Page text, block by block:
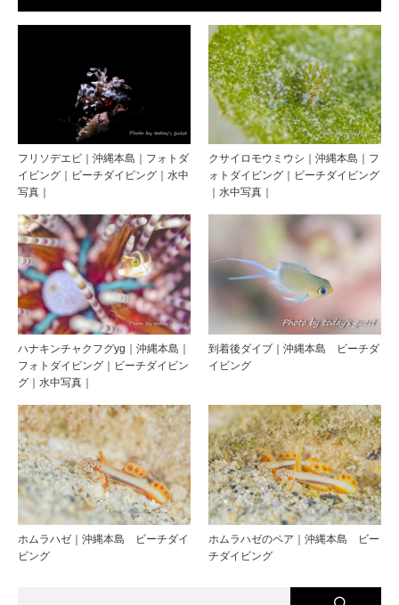
フリソデエビ｜沖縄本島｜フォトダ
イビング｜ビーチダイビング｜水中
写真｜
クサイロモウミウシ｜沖縄本島｜フ
ォトダイビング｜ビーチダイビング
｜水中写真｜
ハナキンチャクフグyg｜沖縄本島｜
フォトダイビング｜ビーチダイビン
グ｜水中写真｜
到着後ダイブ｜沖縄本島 ビーチダ
イビング
ホムラハゼ｜沖縄本島 ビーチダイ
ビング
ホムラハゼのペア｜沖縄本島 ビー
チダイビング